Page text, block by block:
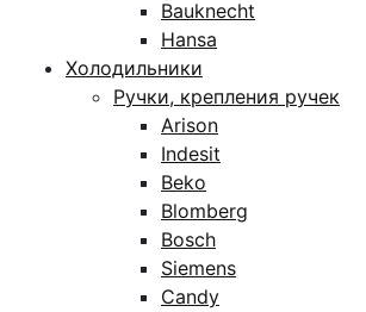
Bauknecht
Hansa
Холодильники
Ручки, крепления ручек
Arison
Indesit
Beko
Blomberg
Bosch
Siemens
Candy